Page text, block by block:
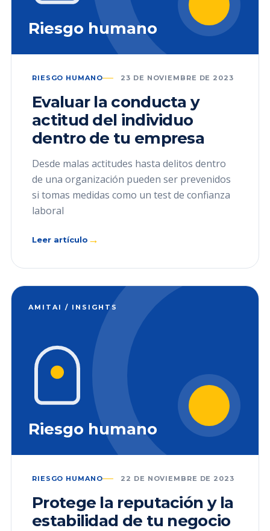
Riesgo humano
RIESGO HUMANO 23 DE NOVIEMBRE DE 2023
Evaluar la conducta y
actitud del individuo
dentro de tu empresa
Desde malas actitudes hasta delitos dentro
de una organización pueden ser prevenidos
si tomas medidas como un test de confianza
laboral
Leer artículo →
AMITAI / INSIGHTS
Riesgo humano
RIESGO HUMANO 22 DE NOVIEMBRE DE 2023
Protege la reputación y la
estabilidad de tu negocio